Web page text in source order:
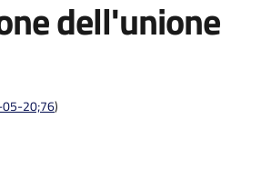
dell'unione
05-20;76)